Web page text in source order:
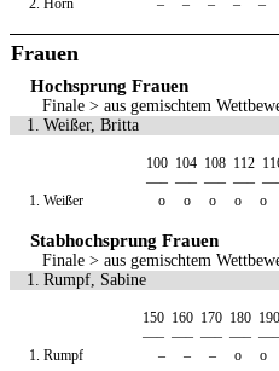
2. Horn – – – – –
Frauen
Hochsprung Frauen
Finale > aus gemischtem
1.
Weißer, Britta
100 104 108 112
—– —– —– —–
1. Weißer o o o o o
Stabhochsprung Frauen
Finale > aus gemischtem
1.
Rumpf, Sabine
150 160 170 180 190
—– —– —– —– —–
1. Rumpf – – – o o